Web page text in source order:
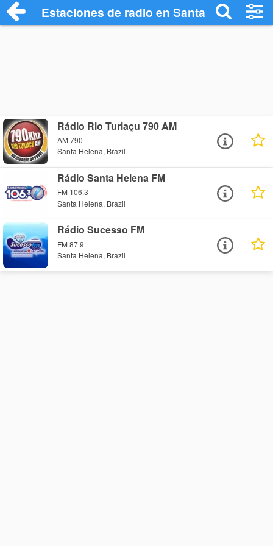
Estaciones de radio en Santa Helena -
Rádio Rio Turiaçu 790 AM
AM 790
Santa Helena, Brazil
Rádio Santa Helena FM
FM 106.3
Santa Helena, Brazil
Rádio Sucesso FM
FM 87.9
Santa Helena, Brazil